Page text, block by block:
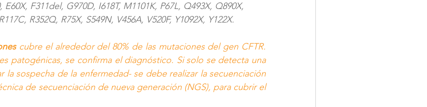
F311del, G970D, I618T, M1101K, P67L, Q493X, Q890X,
R352Q, R75X, S549N, V456A, V520F, Y1092X, Y122X.
cubre el alrededor del 80% de las mutaciones del gen CFTR.
patogénicas, se confirma el diagnóstico. Si solo se detecta una
la sospecha de la enfermedad- se debe realizar la secuenciación
de secuenciación de nueva generación (NGS), para cubrir el